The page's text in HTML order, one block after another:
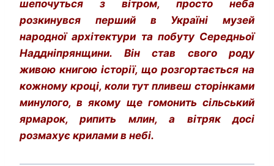
шепочуться з вітром, просто неба
розкинувся перший в Україні музей
народної архітектури та побуту Середньої
Наддніпрянщини. Він став свого роду
живою книгою історії, що розгортається на
кожному кроці, коли тут пливеш сторінками
минулого, в якому ще гомонить сільський
ярмарок, рипить млин, а вітряк досі
розмахує крилами в небі.